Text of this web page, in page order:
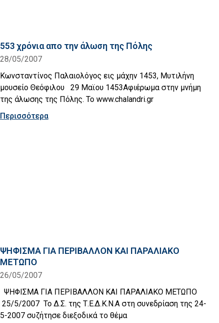
553 χρόνια απο την άλωση της Πόλης
28/05/2007
Κωνσταντίνος Παλαιολόγος εις μάχην 1453, Μυτιλήνη
μουσείο Θεόφιλου 29 Μαϊου 1453Αφιέρωμα στην μνήμη
της άλωσης της Πόλης. Το www.chalandri.gr
Περισσότερα
ΨΗΦΙΣΜΑ ΓΙΑ ΠΕΡΙΒΑΛΛΟΝ ΚΑΙ ΠΑΡΑΛΙΑΚΟ
ΜΕΤΩΠΟ
26/05/2007
ΨΗΦΙΣΜΑ ΓΙΑ ΠΕΡΙΒΑΛΛΟΝ ΚΑΙ ΠΑΡΑΛΙΑΚΟ ΜΕΤΩΠΟ
25/5/2007 Το Δ.Σ. της Τ.Ε.Δ.Κ.Ν.Α στη συνεδρίαση της 24-
5-2007 συζήτησε διεξοδικά το θέμα